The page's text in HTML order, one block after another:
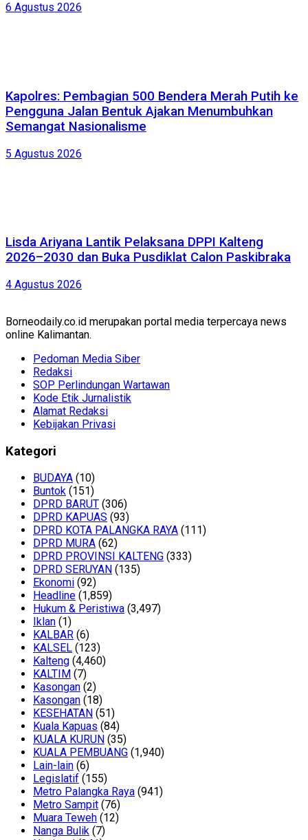
6 Agustus 2026
Kapolres: Pembagian 500 Bendera Merah Putih ke
Pengguna Jalan Bentuk Ajakan Menumbuhkan
Semangat Nasionalisme
5 Agustus 2026
Lisda Ariyana Lantik Pelaksana DPPI Kalteng
2026–2030 dan Buka Pusdiklat Calon Paskibraka
4 Agustus 2026
Borneodaily.co.id merupakan portal media terpercaya news
online Kalimantan.
Pedoman Media Siber
Redaksi
SOP Perlindungan Wartawan
Kode Etik Jurnalistik
Alamat Redaksi
Kebijakan Privasi
Kategori
BUDAYA (10)
Buntok (151)
DPRD BARUT (306)
DPRD KAPUAS (93)
DPRD KOTA PALANGKA RAYA (111)
DPRD MURA (62)
DPRD PROVINSI KALTENG (333)
DPRD SERUYAN (135)
Ekonomi (92)
Headline (1,859)
Hukum & Peristiwa (3,497)
Iklan (1)
KALBAR (6)
KALSEL (123)
Kalteng (4,460)
KALTIM (7)
Kasongan (2)
Kasongan (18)
KESEHATAN (51)
Kuala Kapuas (84)
KUALA KURUN (35)
KUALA PEMBUANG (1,940)
Lain-lain (6)
Legislatif (155)
Metro Palangka Raya (941)
Metro Sampit (76)
Muara Teweh (12)
Nanga Bulik (7)